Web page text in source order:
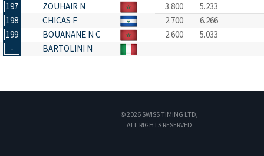
197
ZOUHAIR N 3.800
5.233
198
CHICAS F 2.700
6.266
199
BOUANANE N C 2.600
5.033
-
BARTOLINI N
© 2026 SWISS TIMING LTD,
ALL RIGHTS RESERVED